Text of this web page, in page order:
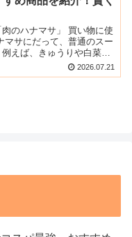
のハナマサ」 買い物に使
マサにだって、普通のスー
えば、きゅうりや白菜、
ーパーの方が...
2026.07.21